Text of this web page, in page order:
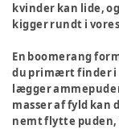
kvinder kan lide,
kigger rundt i
En boomerang
du primært finder i
lægger
masser af fyld kan
nemt flytte puden,